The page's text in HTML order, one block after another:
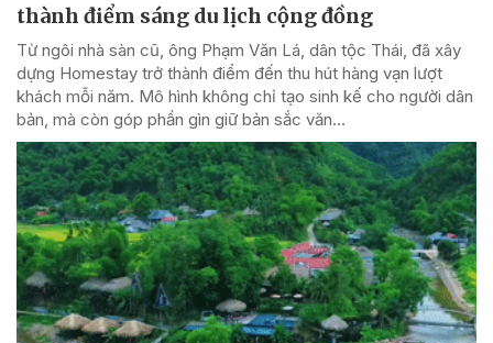
thành điểm sáng du lịch cộng đồng
Từ ngôi nhà sàn cũ, ông Phạm Văn Lá, dân tộc Thái, đã xây
dựng Homestay trở thành điểm đến thu hút hàng vạn lượt
khách mỗi năm. Mô hình không chỉ tạo sinh kế cho người dân
bản, mà còn góp phần gìn giữ bản sắc văn...